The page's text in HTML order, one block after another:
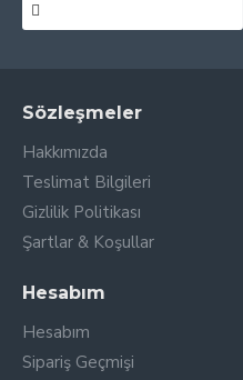
Sözleşmeler
Hakkımızda
Teslimat Bilgileri
Gizlilik Politikası
Şartlar & Koşullar
Hesabım
Hesabım
Sipariş Geçmişi